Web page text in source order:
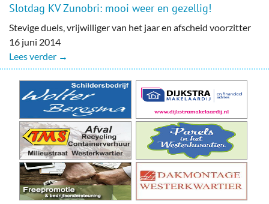
Slotdag KV Zunobri: mooi weer en gezellig!
Stevige duels, vrijwilliger van het jaar en afscheid voorzitter
16 juni 2014
Lees verder →